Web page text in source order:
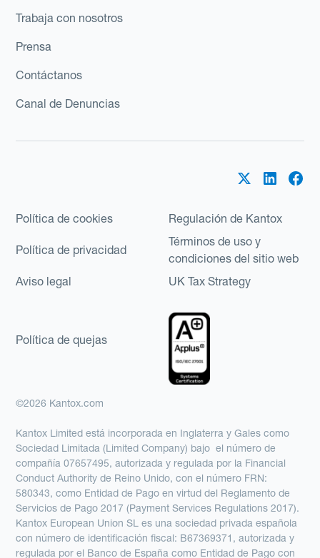
Trabaja con nosotros
Prensa
Contáctanos
Canal de Denuncias
Política de cookies Regulación de Kantox
Política de privacidad
Términos de uso y
condiciones del sitio web
Aviso legal
UK Tax Strategy
Política de quejas
©2026 Kantox.com
Kantox Limited está incorporada en Inglaterra y Gales como
Sociedad Limitada (Limited Company) bajo el número de
compañía 07657495, autorizada y regulada por la Financial
Conduct Authority de Reino Unido, con el número FRN:
580343, como Entidad de Pago en virtud del Reglamento de
Servicios de Pago 2017 (Payment Services Regulations 2017).
Kantox European Union SL es una sociedad privada española
con número de identificación fiscal: B67369371, autorizada y
regulada por el Banco de España como Entidad de Pago con